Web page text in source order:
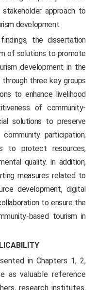
approach to
development.
the dissertation
of solutions to promote
development in the
through three key groups
to enhance livelihood
of community-
solutions to preserve
participation;
to protect resources,
quality. In addition,
measures related to
development, digital
to ensure the
based tourism in
in Chapters 1, 2,
as valuable reference
research institutes,